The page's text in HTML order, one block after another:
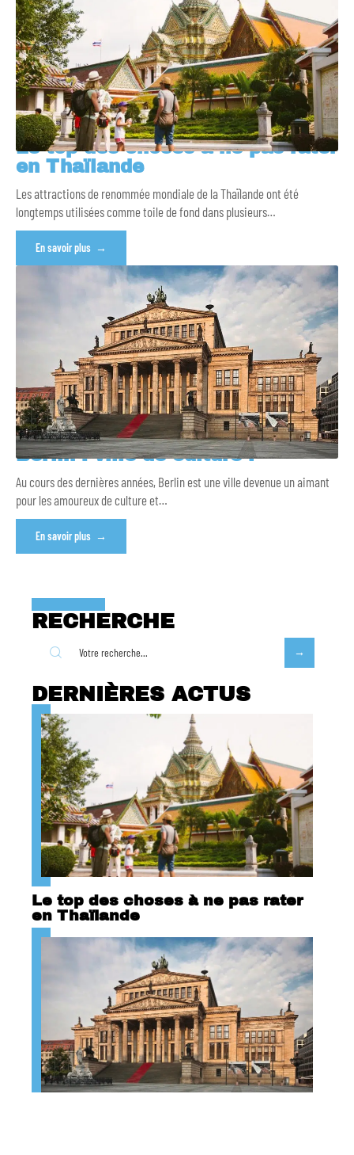
Le top des choses à ne pas rater
en Thaïlande
Les attractions de renommée mondiale de la Thaïlande ont été
longtemps utilisées comme toile de fond dans plusieurs…
En savoir plus
Berlin : ville de culture !
Au cours des dernières années, Berlin est une ville devenue un aimant
pour les amoureux de culture et…
En savoir plus
RECHERCHE
DERNIÈRES ACTUS
Le top des choses à ne pas rater
en Thaïlande